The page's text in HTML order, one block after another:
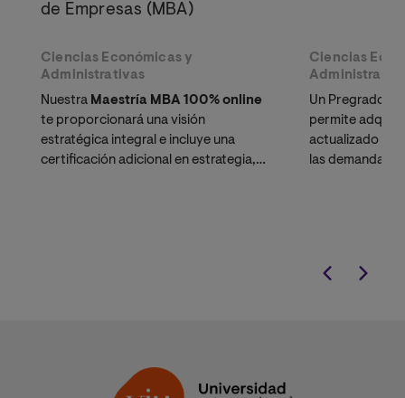
de Empresas (MBA)
Ciencias Económicas y
Administrativas
Nuestra Maestría MBA 100% online
te proporcionará una visión
estratégica integral e incluye una
certificación adicional en estrategia,
Ciencias
Un Pregrado
permite
actualizado y
las demandas